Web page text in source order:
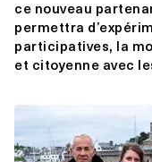
ce nouveau
permettra
participatives, la
et citoyenne avec